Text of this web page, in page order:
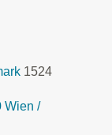
1524
Wien /